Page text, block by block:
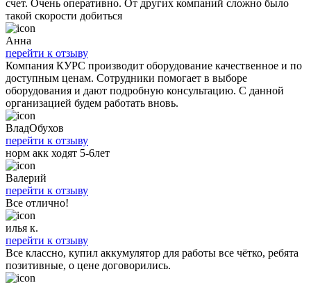
счет. Очень оперативно. От других компаний сложно было
такой скорости добиться
Анна
перейти к отзыву
Компания КУРС производит оборудование качественное и по
доступным ценам. Сотрудники помогает в выборе
оборудования и дают подробную консультацию. С данной
организацией будем работать вновь.
ВладОбухов
перейти к отзыву
норм акк ходят 5-6лет
Валерий
перейти к отзыву
Все отлично!
илья к.
перейти к отзыву
Все классно, купил аккумулятор для работы все чётко, ребята
позитивные, о цене договорились.